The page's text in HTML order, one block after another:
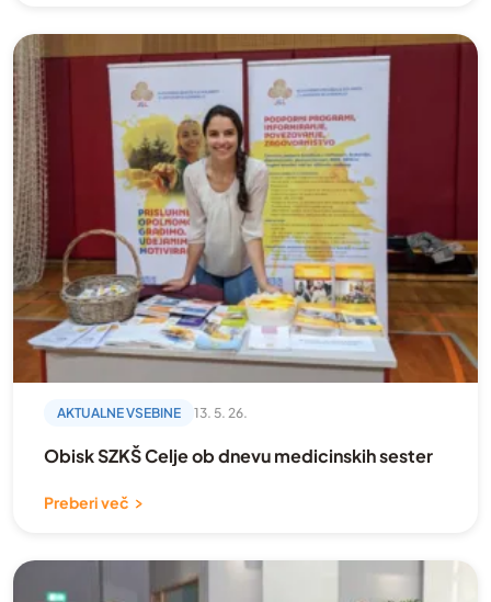
AKTUALNE VSEBINE 13. 5. 26.
Obisk SZKŠ Celje ob dnevu medicinskih sester
Preberi več